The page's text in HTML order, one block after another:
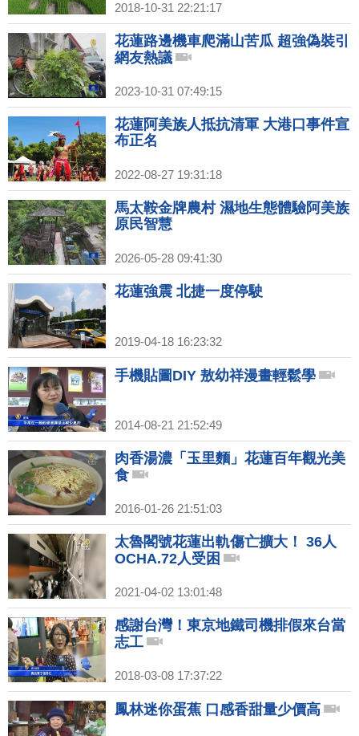
2018-10-31 22:21:17
花蓮路邊機車爬滿山苦瓜 超強偽裝引
網友熱議
2023-10-31 07:49:15
花蓮阿美族人抵抗清軍 大港口事件宣
布正名
2022-08-27 19:31:18
馬太鞍金牌農村 濕地生態體驗阿美族
原民智慧
2026-05-28 09:41:30
花蓮強震 北捷一度停駛
2019-04-18 16:23:32
手機貼圖DIY 敖幼祥漫畫輕鬆學
2014-08-21 21:52:49
肉香湯濃「玉里麵」花蓮百年觀光美
食
2016-01-26 21:51:03
太魯閣號花蓮出軌傷亡擴大！ 36人
OCHA.72人受困
2021-04-02 13:01:48
感謝台灣！東京地鐵司機排假來台當
志工
2018-03-08 17:37:22
鳳林迷你蛋蕉 口感香甜量少價高